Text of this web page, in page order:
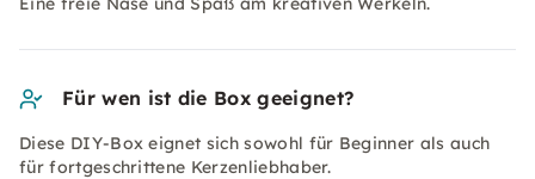
Für wen ist die Box geeignet?
Diese DIY-Box eignet sich sowohl für Beginner als auch
für fortgeschrittene Kerzenliebhaber.